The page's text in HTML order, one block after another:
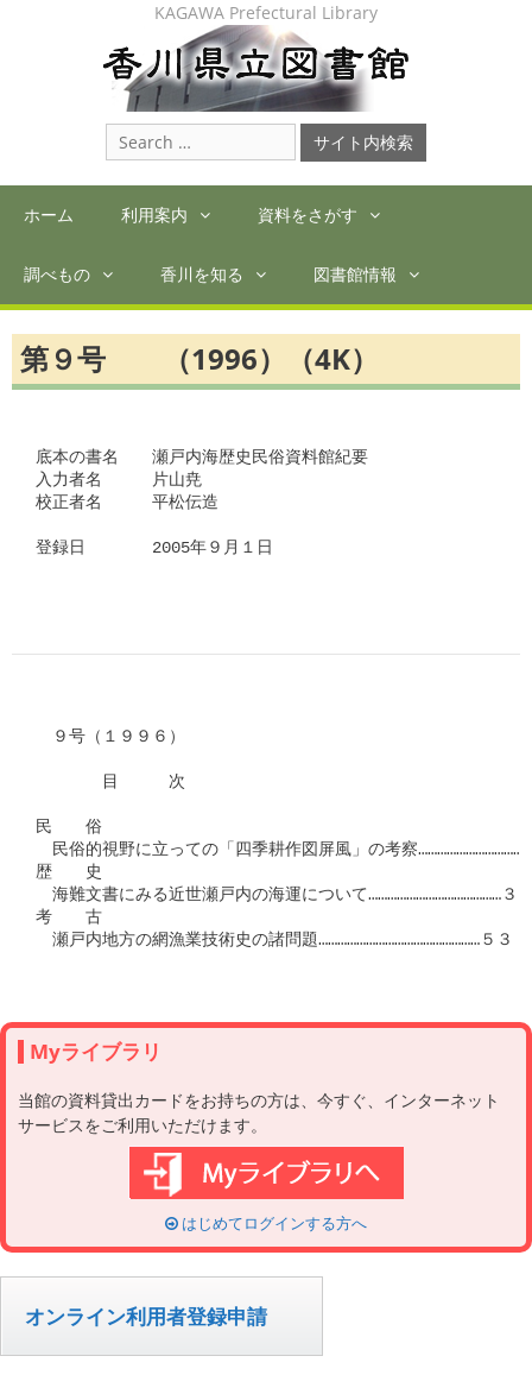
KAGAWA Prefectural Library
Search
for:
ホーム 利用案内 資料をさがす
調べもの 香川を知る 図書館情報
第９号 （1996）（4K）
底本の書名　　瀬戸内海歴史民俗資料館紀要
入力者名　　　片山尭
校正者名　　　平松伝造
登録日　　　　2005年９月１日
９号（１９９６）
目　　　次
民　　俗
民俗的視野に立っての「四季耕作図屏風」の考察
歴　　史
海難文書にみる近世瀬戸内の海運について……………………………………３
考　　古
瀬戸内地方の網漁業技術史の諸問題……………………………………………５３
Myライブラリ
当館の資料貸出カードをお持ちの方は、今すぐ、インターネット
サービスをご利用いただけます。
はじめてログインする方へ
オンライン利用者登録申請